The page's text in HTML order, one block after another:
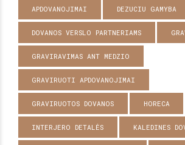
APDOVANOJIMAI DEZUCIU GAMYBA
DOVANOS VERSLO PARTNERIAMS
GRAVIRAVIMAS ANT MEDZIO
GRAVIRUOTI APDOVANOJIMAI
GRAVIRUOTOS DOVANOS HORECA
INTERJERO DETALĖS KALEDINES